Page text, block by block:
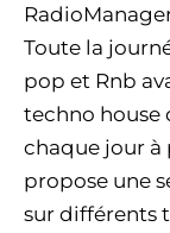
Toute la
pop et Rnb
techno house
chaque jour à
propose une
sur différents